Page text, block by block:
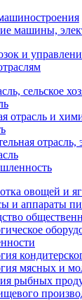
машины,
и
сельское
отрасль и
отрасль,
овощей и
и аппараты
мясных и
рыбных